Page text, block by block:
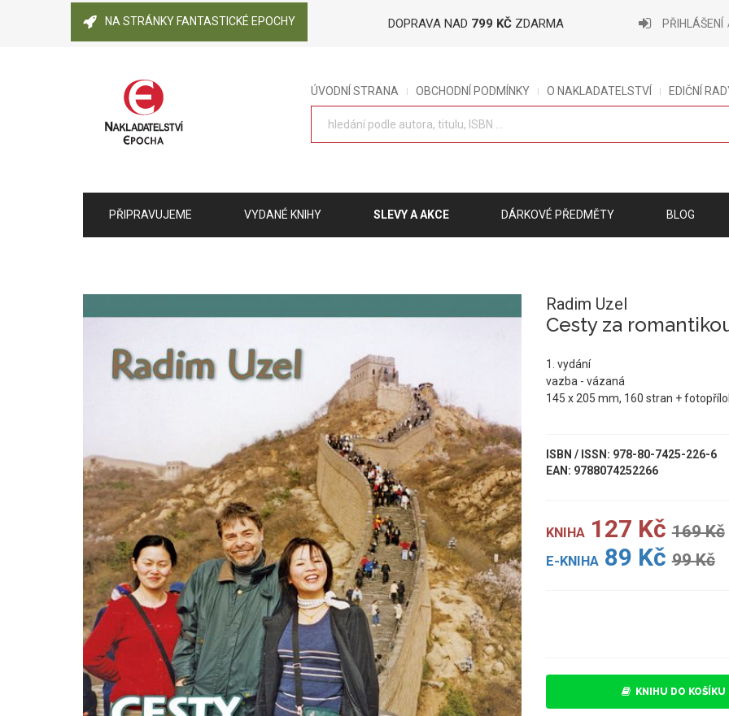
NA STRÁNKY FANTASTICKÉ EPOCHY DOPRAVA NAD 799 KČ ZDARMA PŘIHLÁŠENÍ
ÚVODNÍ STRANA OBCHODNÍ PODMÍNKY O NAKLADATELSTVÍ EDIČNÍ
PŘIPRAVUJEME VYDANÉ KNIHY SLEVY A AKCE DÁRKOVÉ PŘEDMĚTY BLOG
Radim Uzel
Cesty za
1. vydání
vazba - vázaná
145 x 205 mm, 160 stran +
ISBN / ISSN: 978-80-7425-226-6
EAN: 9788074252266
KNIHA 127 Kč 169 Kč
E-KNIHA 89 Kč 99 Kč
KNIHU DO KOŠÍKU